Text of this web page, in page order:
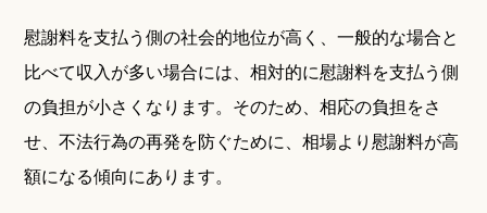
慰謝料を支払う側の社会的地位が高く、一般的な場合と
比べて収入が多い場合には、相対的に慰謝料を支払う側
の負担が小さくなります。そのため、相応の負担をさ
せ、不法行為の再発を防ぐために、相場より慰謝料が高
額になる傾向にあります。